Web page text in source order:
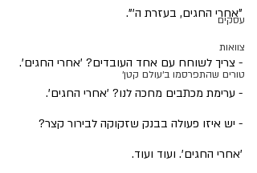
עסקים
צוואות
טורים שהתפרסמו ב׳עולם קטן׳
"אחרי החגים, בעזרת ה'".
- צריך לשוחח עם אחד העובדים? 'אחרי החגים'.
- ערימת מכתבים מחכה לנו? 'אחרי החגים'.
- יש איזו פעולה בבנק שזקוקה לבירור קצר?
'אחרי החגים'. ועוד ועוד.